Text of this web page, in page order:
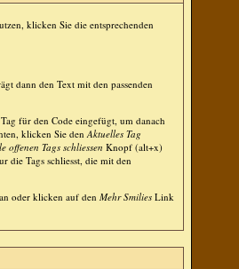
klicken Sie die entsprechenden
dann den Text mit den passenden
für den Code eingefügt, um danach
klicken Sie denAktuelles Tag
offenen Tags schliessen Knopf (alt+x)
die Tags schliesst, die mit den
oder klicken auf den Mehr Smilies Link